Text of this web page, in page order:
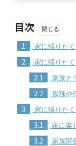
目次
1 家に帰りた
2 家に帰りた
2.1 家族と
2.2 孤独や
3 家に帰りた
3.1 家に楽
3.2 家族関